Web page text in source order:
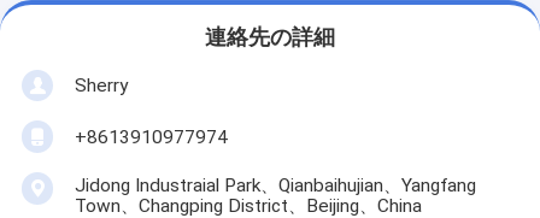
連絡先の詳細
Sherry
+8613910977974
Jidong Industraial Park、Qianbaihujian、Yangfang
Town、Changping District、Beijing、China